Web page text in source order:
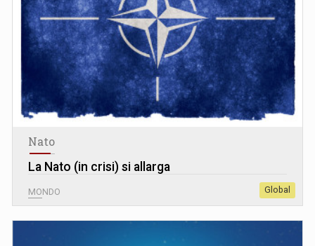
Nato
La Nato (in crisi) si allarga
MONDO Global